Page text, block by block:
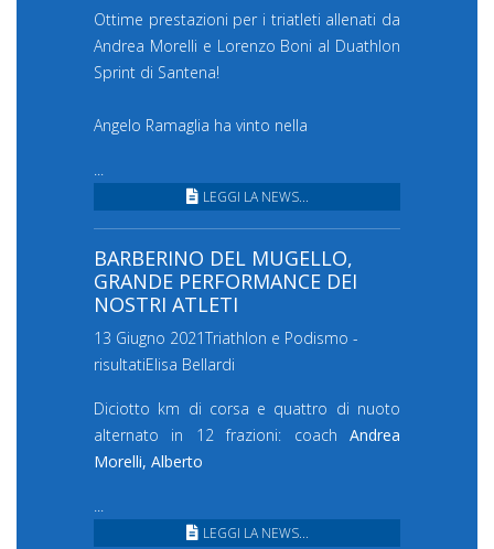
Ottime prestazioni per i triatleti allenati da
Andrea Morelli e Lorenzo Boni al Duathlon
Sprint di Santena!
Angelo Ramaglia ha vinto nella
...
LEGGI LA NEWS...
BARBERINO DEL MUGELLO,
GRANDE PERFORMANCE DEI
NOSTRI ATLETI
13 Giugno 2021Triathlon e Podismo -
risultatiElisa Bellardi
Diciotto km di corsa e quattro di nuoto
alternato in 12 frazioni: coach Andrea
Morelli, Alberto
...
LEGGI LA NEWS...